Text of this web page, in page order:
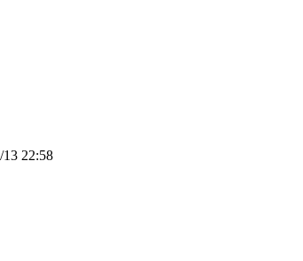
13 22:58